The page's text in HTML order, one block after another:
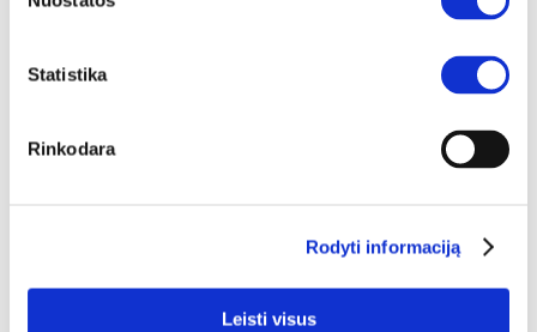
Statistika
Rinkodara
Rodyti informaciją
Leisti visus
NEST naktinių staliukų komplektas (2 vnt.)